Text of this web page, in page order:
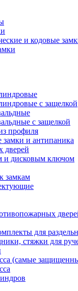
и кодовые
с защелкой
с защелкой
профиля
и антипаника
дверей
и дисковым ключом
замкам
для
стяжки для
(самые